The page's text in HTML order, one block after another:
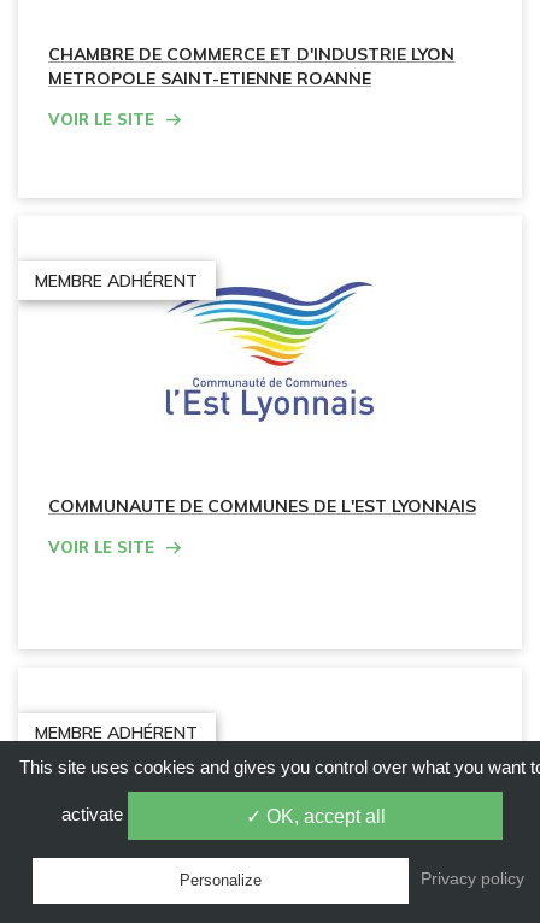
CHAMBRE DE COMMERCE ET D'INDUSTRIE LYON
METROPOLE SAINT-ETIENNE ROANNE
Voir le site
MEMBRE ADHÉRENT
COMMUNAUTE DE COMMUNES DE L'EST LYONNAIS
Voir le site
MEMBRE ADHÉRENT
This site uses cookies and gives you control over what you want
activate ✓ OK, accept all
Personalize Privacy policy